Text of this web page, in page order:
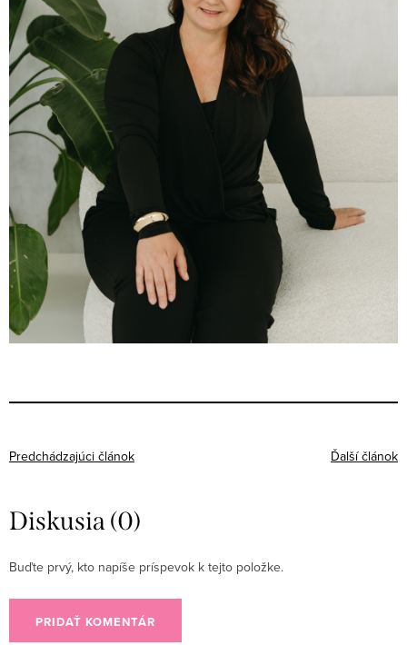
Predchádzajúci článok Ďalší článok
Diskusia (0)
Buďte prvý, kto napíše príspevok k tejto položke.
PRIDAŤ KOMENTÁR